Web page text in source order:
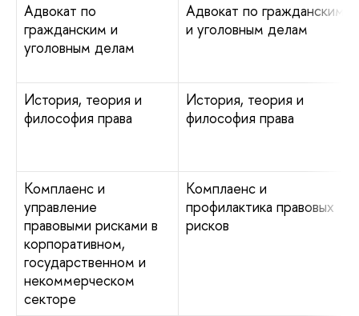
Адвокат по
гражданским и
уголовным делам
Адвокат по гражданским
и уголовным делам
История, теория и
философия права
История, теория и
философия права
Комплаенс и
управление
правовыми рисками в
корпоративном,
государственном и
некоммерческом
секторе
Комплаенс и
профилактика правовых
рисков